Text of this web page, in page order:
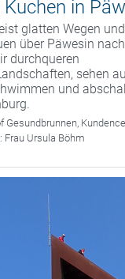
in
glatten Wegen und
über Päwesin nach
durchqueren
sehen
und
Gesundbrunnen,
Frau Ursula Böhm